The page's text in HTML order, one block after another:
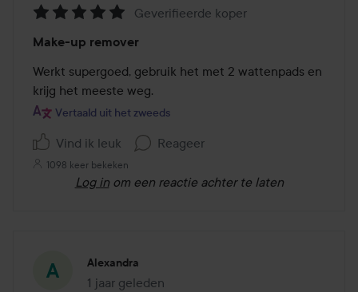
5
van
de
5
Geverifieerde koper
Make-up remover
Werkt supergoed, gebruik het met 2 wattenpads en
krijg het meeste weg.
Vertaald uit het zweeds
Vind ik leuk Reageer
1098 keer bekeken
Log in om een reactie achter te laten
Alexandra
1 jaar geleden
Het bericht is gemaakt 1 jaar geleden